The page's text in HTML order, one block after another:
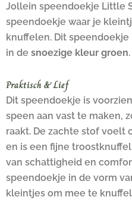
Jollein speendoekje Little
speendoekje waar je
knuffelen. Dit
in de snoezige kleur groen.
Praktisch & Lief
Dit speendoekje is
speen aan vast te maken,
raakt. De zachte stof voelt
en is een fijne
van schattigheid en
speendoekje in de vorm
kleintjes om mee te